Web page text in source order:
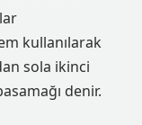
kullanılarak
sola ikinci
denir.